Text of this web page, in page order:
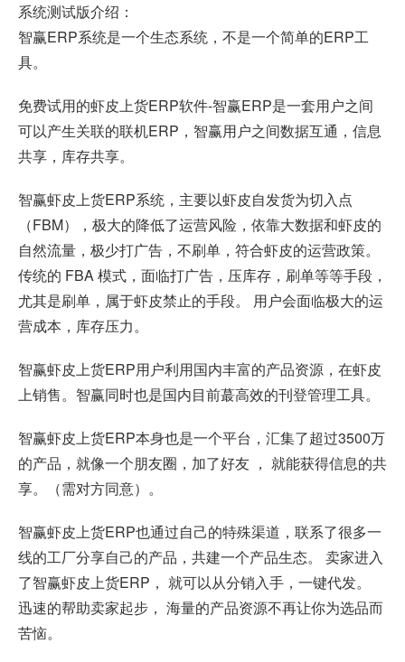
系统测试版介绍：
智赢ERP系统是一个生态系统，不是一个简单的ERP工
具。
免费试用的虾皮上货ERP软件-智赢ERP是一套用户之间
可以产生关联的联机ERP，智赢用户之间数据互通，信息
共享，库存共享。
智赢虾皮上货ERP系统，主要以虾皮自发货为切入点
（FBM），极大的降低了运营风险，依靠大数据和虾皮的
自然流量，极少打广告，不刷单，符合虾皮的运营政策。
传统的 FBA 模式，面临打广告，压库存，刷单等等手段，
尤其是刷单，属于虾皮禁止的手段。 用户会面临极大的运
营成本，库存压力。
智赢虾皮上货ERP用户利用国内丰富的产品资源，在虾皮
上销售。智赢同时也是国内目前蕞高效的刊登管理工具。
智赢虾皮上货ERP本身也是一个平台，汇集了超过3500万
的产品，就像一个朋友圈，加了好友 ， 就能获得信息的共
享。（需对方同意）。
智赢虾皮上货ERP也通过自己的特殊渠道，联系了很多一
线的工厂分享自己的产品，共建一个产品生态。 卖家进入
了智赢虾皮上货ERP， 就可以从分销入手，一键代发。
迅速的帮助卖家起步， 海量的产品资源不再让你为选品而
苦恼。